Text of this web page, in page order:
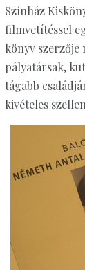
Színház
filmvetítéssel
könyv szerzője
pályatársak,
tágabb
kivételes